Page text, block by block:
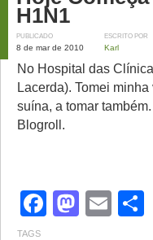
H1N1
PUBLICADO
8 de mar de 2010
ESCRITO POR
Karl
No Hospital das
Lacerda). Tomei
suína, a tomar
Blogroll.
Facebook
TAGS